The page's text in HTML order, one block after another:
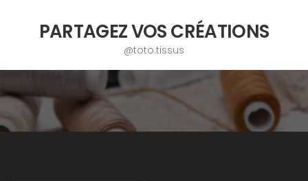
PARTAGEZ VOS CRÉATIONS
@toto.tissus